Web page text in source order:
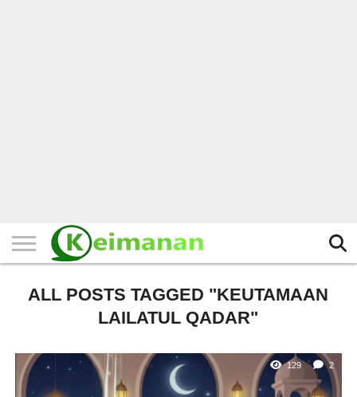
ALL POSTS TAGGED "KEUTAMAAN
LAILATUL QADAR"
129 2